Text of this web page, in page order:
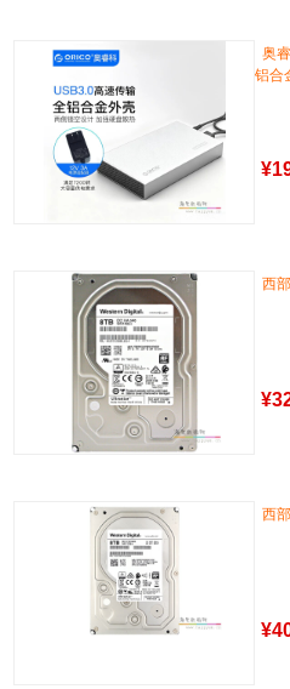
奥
铝合
¥
西
¥
西
¥